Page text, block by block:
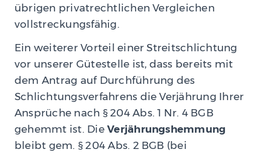
übrigen privatrechtlichen Vergleichen
vollstreckungsfähig.
Ein weiterer Vorteil einer Streitschlichtung
vor unserer Gütestelle ist, dass bereits mit
dem Antrag auf Durchführung des
Schlichtungsverfahrens die Verjährung Ihrer
Ansprüche nach § 204 Abs. 1 Nr. 4 BGB
gehemmt ist. DieVerjährungshemmung
bleibt gem. § 204 Abs. 2 BGB (bei